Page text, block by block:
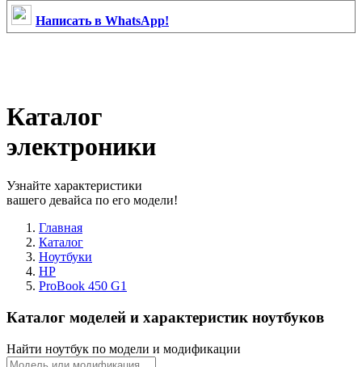
Написать в WhatsApp!
Каталог
электроники
Узнайте характеристики
вашего девайса по его модели!
Главная
Каталог
Ноутбуки
HP
ProBook 450 G1
Каталог моделей и характеристик ноутбуков
Найти ноутбук по модели и модификации